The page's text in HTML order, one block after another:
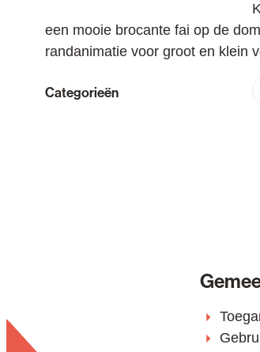
een mooie brocante fai op de
randanimatie voor groot en klein
Categorieën